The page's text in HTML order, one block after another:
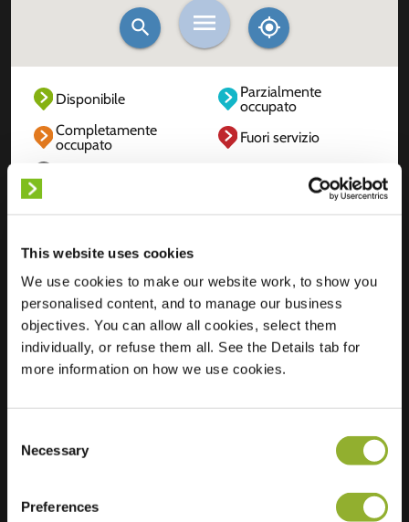
This website uses cookies
We use cookies to make our website work, to show you
personalised content, and to manage our business
objectives. You can allow all cookies, select them
individually, or refuse them all. See the Details tab for
more information on how we use cookies.
Selection
Necessary
Preferences
Disponibile
Parzialmente
occupato
Completamente
occupato
Fuori servizio
Posizione
Enkalaan 86
6717 ZA Ede
Paesi Bassi
Regular Charging